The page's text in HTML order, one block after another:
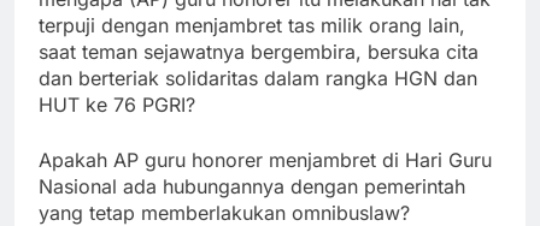
terpuji dengan menjambret tas milik orang lain,
saat teman sejawatnya bergembira, bersuka cita
dan berteriak solidaritas dalam rangka HGN dan
HUT ke 76 PGRI?
Apakah AP guru honorer menjambret di Hari Guru
Nasional ada hubungannya dengan pemerintah
yang tetap memberlakukan omnibuslaw?